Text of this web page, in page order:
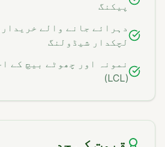
پیکنگ
دہرائے جانے والے
لچکدار شیڈولنگ
نمونہ اور چھوٹے بیچ کے
(LCL)